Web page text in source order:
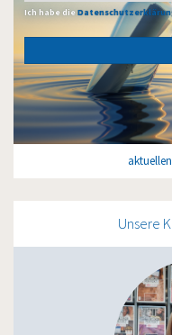
Ich habe die
Unsere